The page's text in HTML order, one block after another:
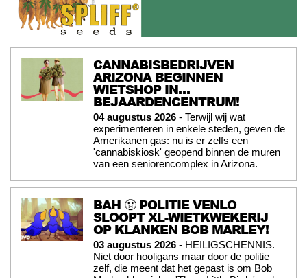
CANNABISBEDRIJVEN
ARIZONA BEGINNEN
WIETSHOP IN…
BEJAARDENCENTRUM!
04 augustus 2026 - Terwijl wij wat
experimenteren in enkele steden, geven de
Amerikanen gas: nu is er zelfs een
'cannabiskiosk' geopend binnen de muren
van een seniorencomplex in Arizona.
BAH 🤢 POLITIE VENLO
SLOOPT XL-WIETKWEKERIJ
OP KLANKEN BOB MARLEY!
03 augustus 2026 - HEILIGSCHENNIS.
Niet door hooligans maar door de politie
zelf, die meent dat het gepast is om Bob